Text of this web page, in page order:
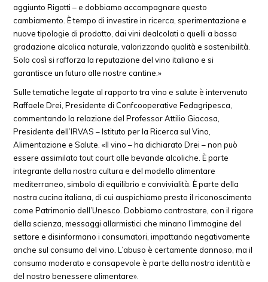
aggiunto Rigotti – e dobbiamo accompagnare questo
cambiamento. È tempo di investire in ricerca, sperimentazione e
nuove tipologie di prodotto, dai vini dealcolati a quelli a bassa
gradazione alcolica naturale, valorizzando qualità e sostenibilità.
Solo così si rafforza la reputazione del vino italiano e si
garantisce un futuro alle nostre cantine.»
Sulle tematiche legate al rapporto tra vino e salute è intervenuto
Raffaele Drei, Presidente di Confcooperative Fedagripesca,
commentando la relazione del Professor Attilio Giacosa,
Presidente dell’IRVAS – Istituto per la Ricerca sul Vino,
Alimentazione e Salute. «Il vino – ha dichiarato Drei – non può
essere assimilato tout court alle bevande alcoliche. È parte
integrante della nostra cultura e del modello alimentare
mediterraneo, simbolo di equilibrio e convivialità. È parte della
nostra cucina italiana, di cui auspichiamo presto il riconoscimento
come Patrimonio dell’Unesco. Dobbiamo contrastare, con il rigore
della scienza, messaggi allarmistici che minano l’immagine del
settore e disinformano i consumatori, impattando negativamente
anche sul consumo del vino. L’abuso è certamente dannoso, ma il
consumo moderato e consapevole è parte della nostra identità e
del nostro benessere alimentare».